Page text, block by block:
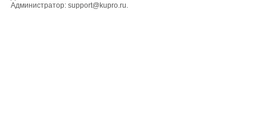
Администратор: support@kupro.ru.